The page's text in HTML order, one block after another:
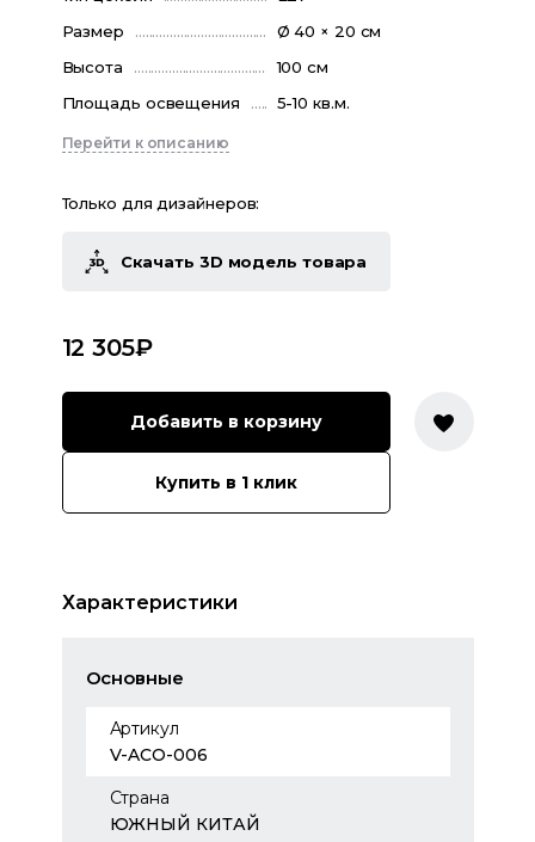
Размер
Ø 40 × 20 см
Высота
100 см
Площадь освещения
5-10 кв.м.
Перейти к описанию
Только для дизайнеров:
Скачать 3D модель товара
12 305₽
Добавить в корзину
Купить в 1 клик
Характеристики
Основные
Артикул
V-ACO-006
Страна
ЮЖНЫЙ КИТАЙ